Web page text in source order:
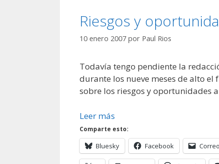
Riesgos y
10 enero 2007 por Paul Rios
Todavía tengo pendiente la
durante los nueve meses de alto
sobre los riesgos y oportunidades
Leer más
Comparte esto:
Bluesky Facebook